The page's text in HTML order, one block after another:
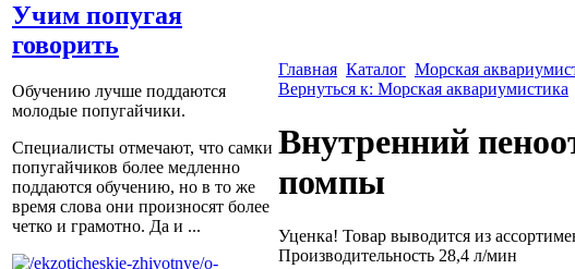
Учим попугая
говорить
Обучению лучше поддаются
молодые попугайчики.
Специалисты отмечают, что самки
попугайчиков более медленно
поддаются обучению, но в то же
время слова они произносят более
четко и грамотно. Да и ...
Главная Каталог Морская
Вернуться к: Морская аквариумистика
Внутренний
помпы
Уценка! Товар выводится из
Производительность 28,4 л/мин